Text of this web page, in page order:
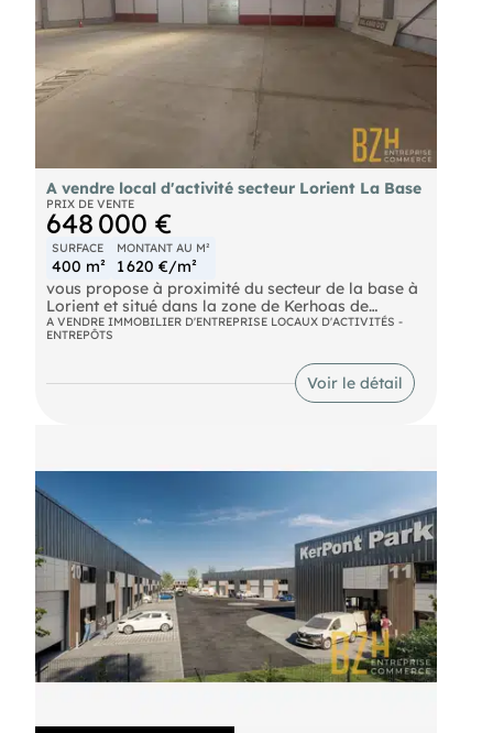
A vendre local d'activité secteur Lorient La Base
PRIX DE VENTE
648 000 €
SURFACE
400 m²
MONTANT AU M²
1 620 €/m²
vous propose à proximité du secteur de la base à
Lorient et situé dans la zone de Kerhoas de
LARMOR PLAGE un batiment de 400 m², le tout
édifié sur une parcelle de 1800 m² disposant d'une
belle surface extérieure pour du stockage ou du
stationnement. Site cloturé. ref 7918
A VENDRE IMMOBILIER D'ENTREPRISE LOCAUX D'ACTIVITÉS -
ENTREPÔTS
Voir le détail